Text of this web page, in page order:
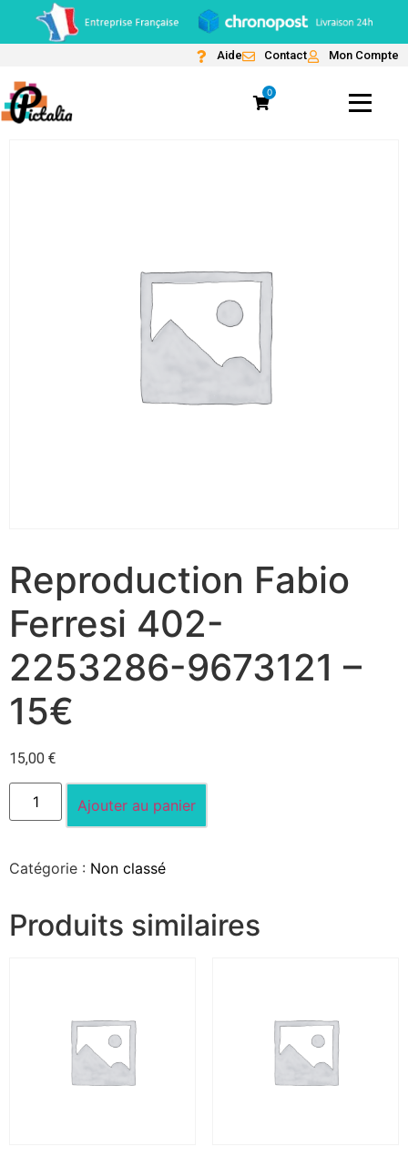
Mon Compte
Contact
Aide
0
Reproduction Fabio
Ferresi 402-
2253286-9673121 –
15€
15,00 €
Ajouter au panier
Catégorie : Non classé
Produits similaires